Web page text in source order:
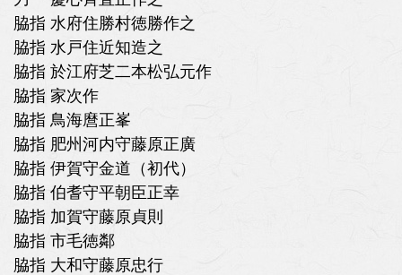
脇指 水府住勝村徳勝作之
脇指 水戸住近知造之
脇指 於江府芝二本松弘元作
脇指 家次作
脇指 鳥海麿正峯
脇指 肥州河内守藤原正廣
脇指 伊賀守金道（初代）
脇指 伯耆守平朝臣正幸
脇指 加賀守藤原貞則
脇指 市毛徳鄰
脇指 大和守藤原忠行